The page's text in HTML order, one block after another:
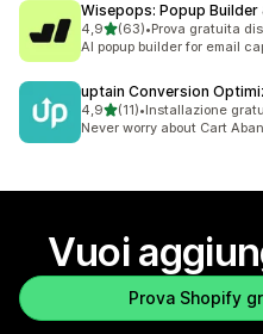
Wisepops: Popup Builder
4,9stelle su 5
(63)
63 recensioni totali
•Prova gratuita
AI popup builder for email
uptain Conversion
4,9stelle su 5
(11)
11 recensioni totali
•Installazione
Never worry about Cart
Vuoi
Prova Shopify